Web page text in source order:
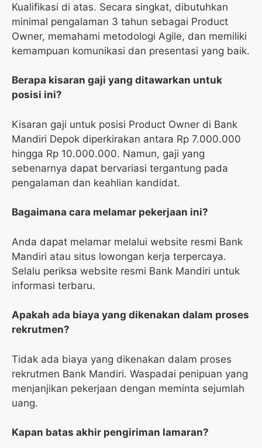
Kualifikasi di atas. Secara singkat, dibutuhkan
minimal pengalaman 3 tahun sebagai Product
Owner, memahami metodologi Agile, dan memiliki
kemampuan komunikasi dan presentasi yang baik.
Berapa kisaran gaji yang ditawarkan untuk
posisi ini?
Kisaran gaji untuk posisi Product Owner di Bank
Mandiri Depok diperkirakan antara Rp 7.000.000
hingga Rp 10.000.000. Namun, gaji yang
sebenarnya dapat bervariasi tergantung pada
pengalaman dan keahlian kandidat.
Bagaimana cara melamar pekerjaan ini?
Anda dapat melamar melalui website resmi Bank
Mandiri atau situs lowongan kerja terpercaya.
Selalu periksa website resmi Bank Mandiri untuk
informasi terbaru.
Apakah ada biaya yang dikenakan dalam proses
rekrutmen?
Tidak ada biaya yang dikenakan dalam proses
rekrutmen Bank Mandiri. Waspadai penipuan yang
menjanjikan pekerjaan dengan meminta sejumlah
uang.
Kapan batas akhir pengiriman lamaran?